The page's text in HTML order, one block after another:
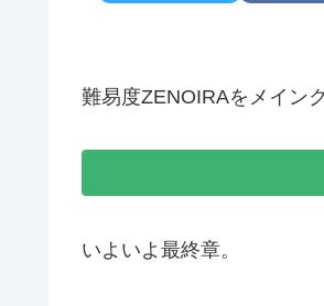
難易度ZENOIRAをメイン
いよいよ最終章。